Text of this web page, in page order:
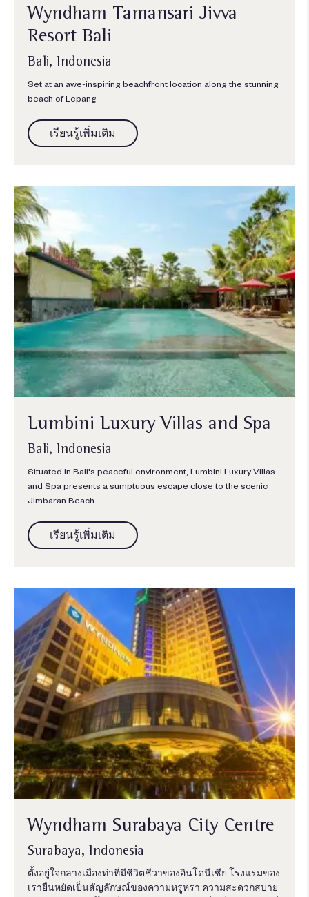
Wyndham Tamansari Jivva
Resort Bali
Bali, Indonesia
Set at an awe-inspiring beachfront location along the stunning
beach of Lepang
เรียนรู้เพิ่มเติม
Lumbini Luxury Villas and Spa
Bali, Indonesia
Situated in Bali's peaceful environment, Lumbini Luxury Villas
and Spa presents a sumptuous escape close to the scenic
Jimbaran Beach.
เรียนรู้เพิ่มเติม
Wyndham Surabaya City Centre
Surabaya, Indonesia
ตั้งอยู่ใจกลางเมืองท่าที่มีชีวิตชีวาของอินโดนีเซีย โรงแรมของ
เรายืนหยัดเป็นสัญลักษณ์ของความหรูหรา ความสะดวกสบาย